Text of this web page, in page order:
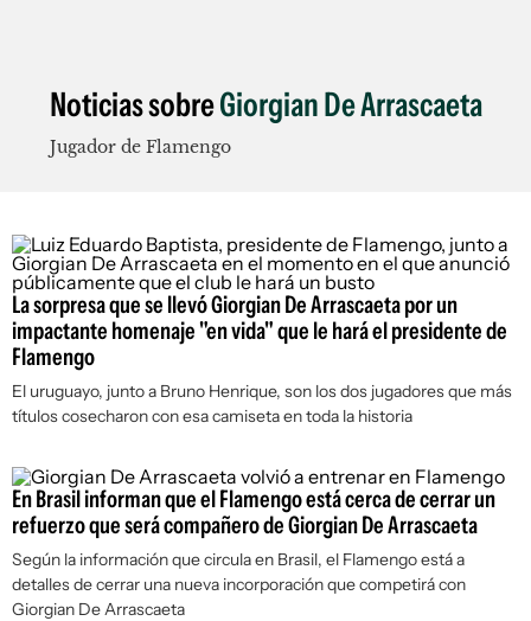
Noticias sobreGiorgian De Arrascaeta
Jugador de Flamengo
La sorpresa que se llevó Giorgian De Arrascaeta por un
impactante homenaje "en vida" que le hará el presidente de
Flamengo
El uruguayo, junto a Bruno Henrique, son los dos jugadores que más
títulos cosecharon con esa camiseta en toda la historia
En Brasil informan que el Flamengo está cerca de cerrar un
refuerzo que será compañero de Giorgian De Arrascaeta
Según la información que circula en Brasil, el Flamengo está a
detalles de cerrar una nueva incorporación que competirá con
Giorgian De Arrascaeta